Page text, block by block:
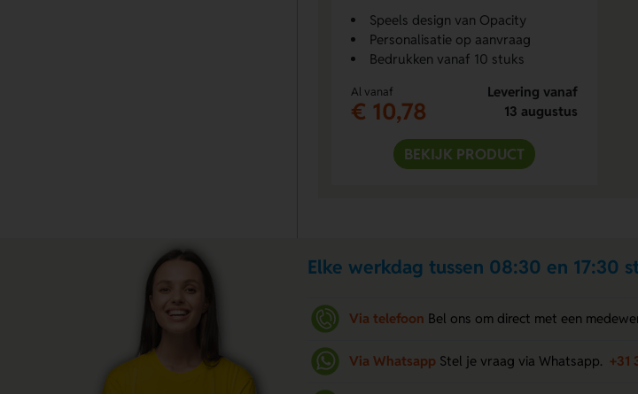
Speels design van Opacity
Personalisatie op aanvraag
Bedrukken vanaf 10 stuks
Al vanaf
€ 10,78
Levering vanaf
13 augustus
BEKIJK PRODUCT
Elke werkdag tussen 08:30 en 17:30
Via telefoon Bel ons om direct met een
Via Whatsapp Stel je vraag via Whatsapp. +31